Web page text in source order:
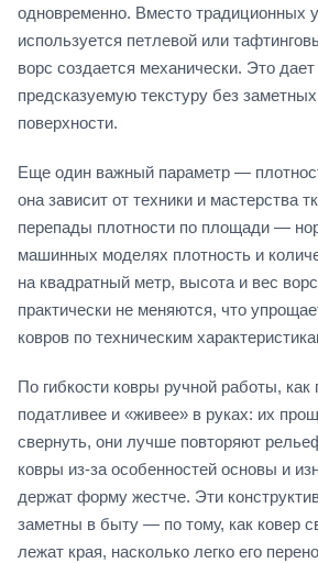
одновременно. Вместо традиционных
используется петлевой или
ворс создается механически. Это
предсказуемую текстуру без
поверхности.
Еще один важный параметр —
она зависит от техники и мастерства
перепады плотности по площади —
машинных моделях плотность и
на квадратный метр, высота и вес
практически не меняются, что
ковров по техническим
По гибкости ковры ручной работы, как
податливее и «живее» в руках: их
свернуть, они лучше повторяют
ковры из‑за особенностей основы и
держат форму жестче. Эти
заметны в быту — по тому, как ковер
лежат края, насколько легко его